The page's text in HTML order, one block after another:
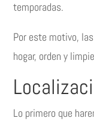
temporadas.
Por este motivo,
hogar, orden y
Lo primero que